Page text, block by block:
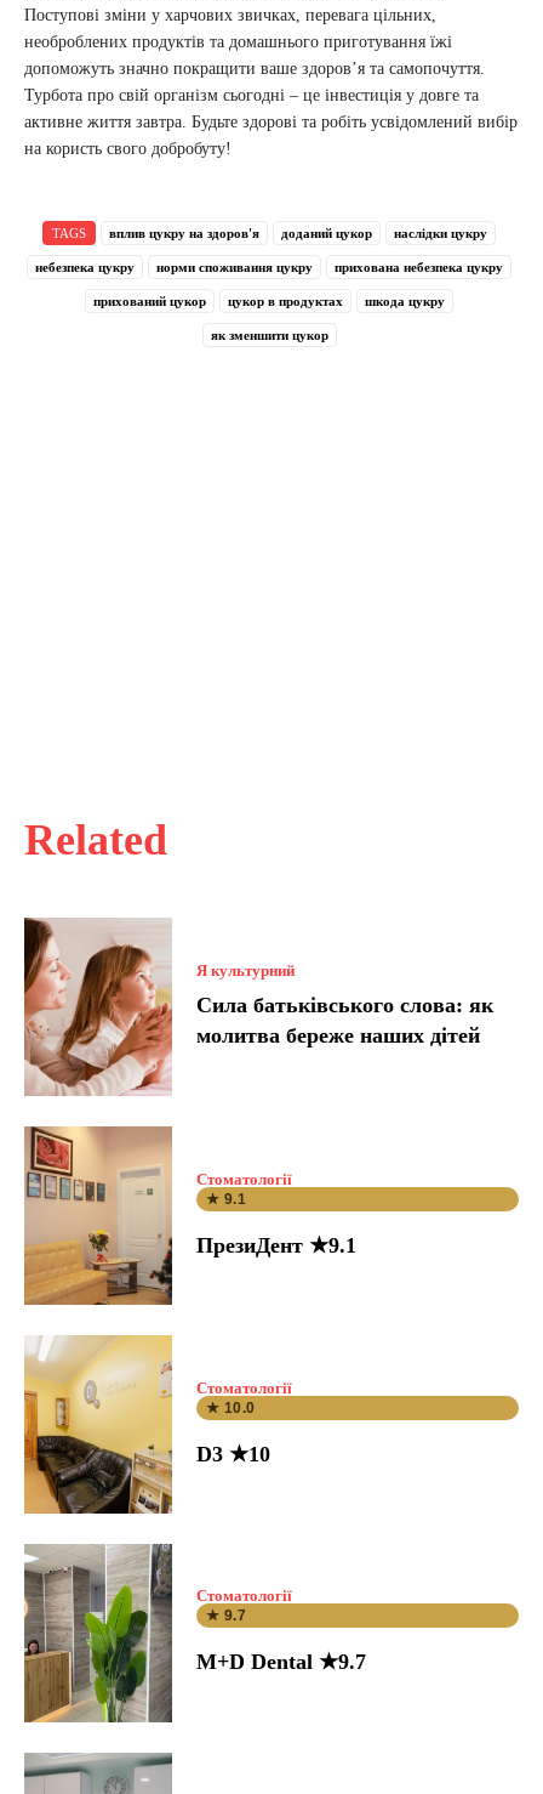
Related
Я культурний
Сила батьківського слова: як
молитва береже наших дітей
Стоматології
★ 9.1
ПрезиДент ★9.1
Стоматології
★ 10.0
D3 ★10
Стоматології
★ 9.7
M+D Dental ★9.7
Поступові зміни у харчових звичках, перевага цільних,
необроблених продуктів та домашнього приготування їжі
допоможуть значно покращити ваше здоров’я та самопочуття.
Турбота про свій організм сьогодні – це інвестиція у довге та
активне життя завтра. Будьте здорові та робіть усвідомлений вибір
на користь свого добробуту!
TAGS вплив цукру на здоров'я доданий цукор наслідки цукру
небезпека цукру норми споживання цукру прихована небезпека цукру
прихований цукор цукор в продуктах шкода цукру
як зменшити цукор